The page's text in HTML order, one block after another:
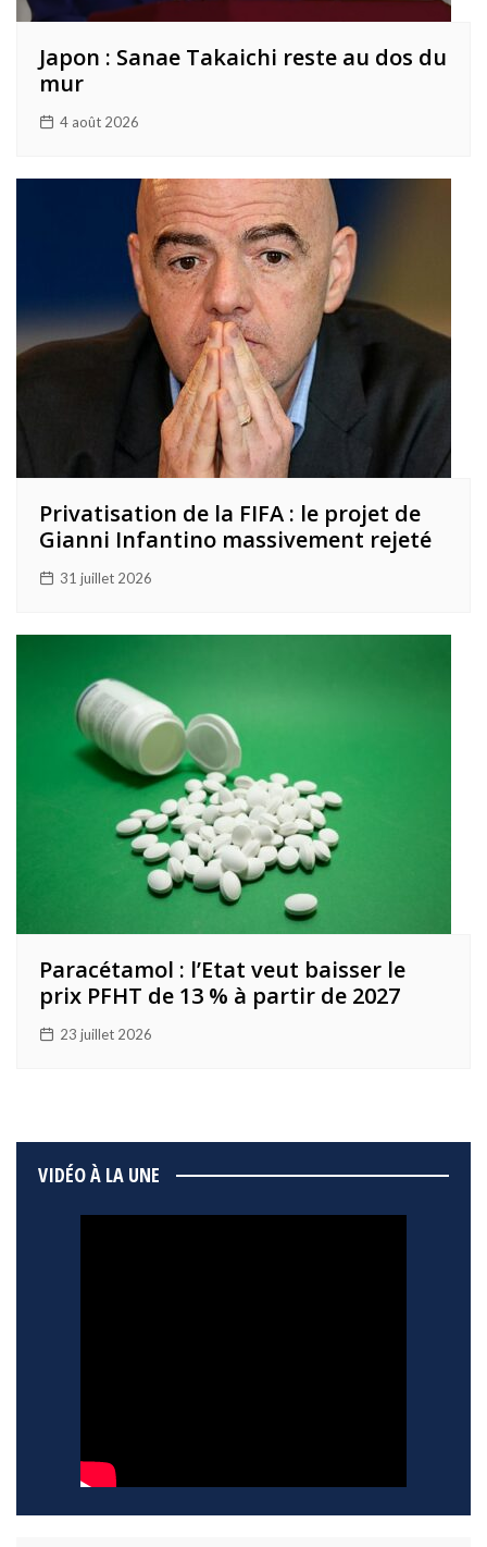
Japon : Sanae Takaichi reste au dos du
mur
4 août 2026
Privatisation de la FIFA : le projet de
Gianni Infantino massivement rejeté
31 juillet 2026
Paracétamol : l’Etat veut baisser le
prix PFHT de 13 % à partir de 2027
23 juillet 2026
VIDÉO À LA UNE